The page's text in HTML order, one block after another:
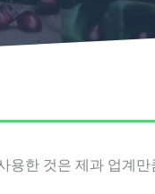
용한 것은 제과 업계